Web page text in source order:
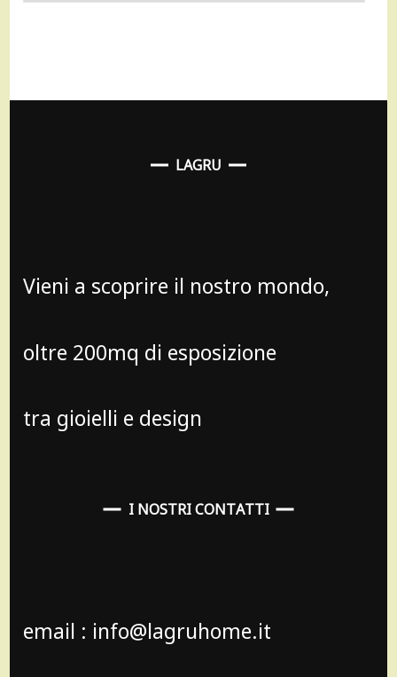
LAGRU
Vieni a scoprire il nostro mondo,
oltre 200mq di esposizione
tra gioielli e design
I NOSTRI CONTATTI
email : info@lagruhome.it